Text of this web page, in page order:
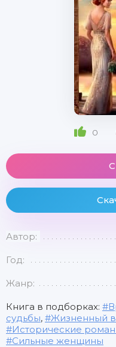
0
Автор:
Год:
Жанр:
Книга в подборках:
судьбы, Жизненный
Исторические
Сильные женщины